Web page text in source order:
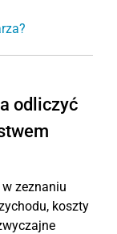
odliczyć
zeznaniu
koszty